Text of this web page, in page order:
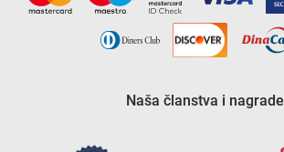
Naša članstva i nagrade